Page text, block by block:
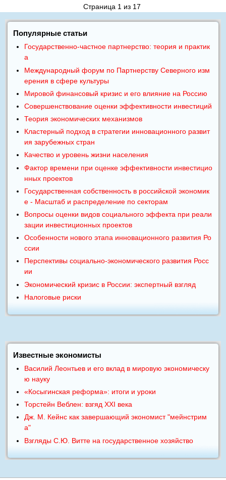
Популярные статьи
Государственно-частное партнерство: теория и практик
а
Международный форум по Партнерству Северного изм
ерения в сфере культуры
Мировой финансовый кризис и его влияние на Россию
Совершенствование оценки эффективности инвестиций
Теория экономических механизмов
Кластерный подход в стратегии инновационного развит
ия зарубежных стран
Качество и уровень жизни населения
Фактор времени при оценке эффективности инвестицио
нных проектов
Государственная собственность в российской экономик
е - Масштаб и распределение по секторам
Вопросы оценки видов социального эффекта при реали
зации инвестиционных проектов
Особенности нового этапа инновационного развития Ро
ссии
Перспективы социально-экономического развития Росс
ии
Экономический кризис в России: экспертный взгляд
Налоговые риски
Страница 1 из 17
Известные экономисты
Василий Леонтьев и его вклад в мировую экономическу
ю науку
«Косыгинская реформа»: итоги и уроки
Торстейн Веблен: взгяд XXI века
Дж. М. Кейнс как завершающий экономист "мейнстрим
а"
Взгляды С.Ю. Витте на государственное хозяйство